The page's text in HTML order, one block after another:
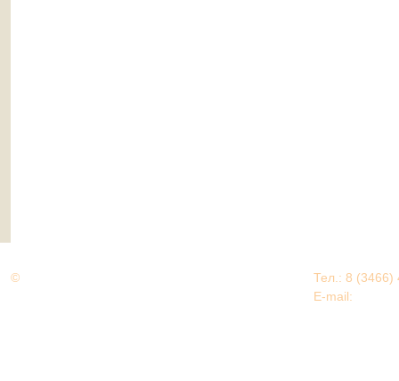
©
Тел.: 8 (3466)
E-mail: